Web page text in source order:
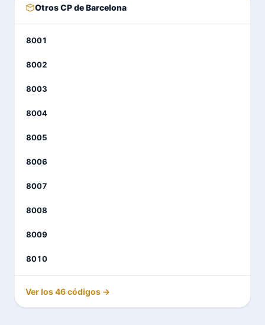
Otros CP de Barcelona
8001
8002
8003
8004
8005
8006
8007
8008
8009
8010
Ver los 46 códigos →